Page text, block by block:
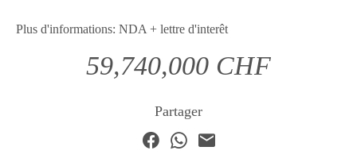
Partager
Plus d'informations: NDA + lettre d'interêt
59,740,000 CHF